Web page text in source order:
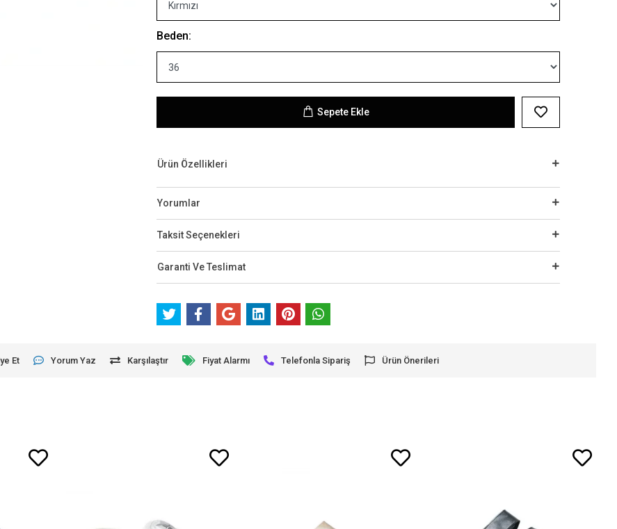
Beden:
Sepete Ekle
Ürün Özellikleri
Yorumlar
Taksit Seçenekleri
Garanti Ve Teslimat
Et Yorum Yaz Karşılaştır Fiyat Alarmı Telefonla Sipariş Ürün Önerileri